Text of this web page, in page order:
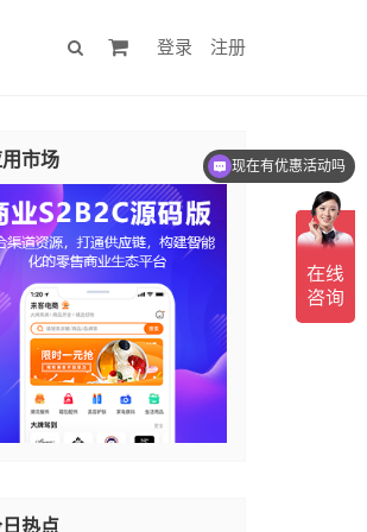
登录 注册
市场
热点
现在有优惠活动吗